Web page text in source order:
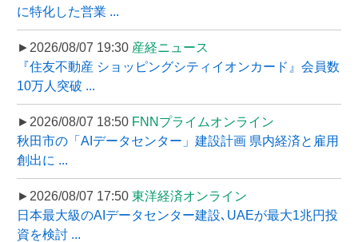
に特化した営業 ...
►2026/08/07 19:30 産経ニュース
『住友不動産 ショッピングシティイオンカード』会員数
10万人突破 ...
►2026/08/07 18:50 FNNプライムオンライン
秋田市の「AIデータセンター」建設計画 県内経済と雇用
創出に ...
►2026/08/07 17:50 東洋経済オンライン
日本最大級のAIデータセンター建設､UAEが最大1兆円投
資を検討 ...